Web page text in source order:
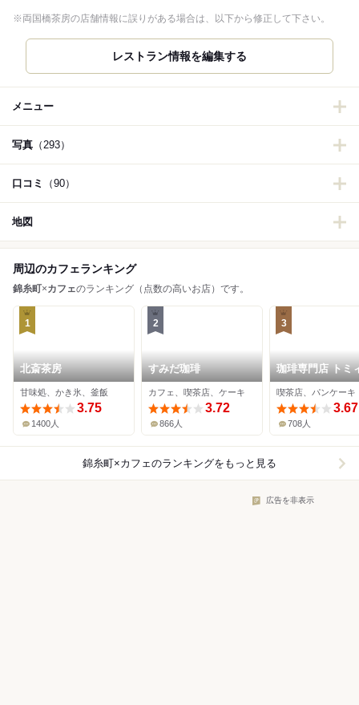
※両国橋茶房の店舗情報に誤りがある場合は、以下から修正して下さい。
レストラン情報を編集する
メニュー
写真 （293）
口コミ （90）
地図
周辺のカフェランキング
錦糸町×カフェのランキング（点数の高いお店）です。
1
北斎茶房
甘味処、かき氷、釜飯
3.75
1400人
2
すみだ珈琲
カフェ、喫茶店、ケーキ
3.72
866人
3
珈琲専門店 トミ
喫茶店、パンケーキ
3.67
708人
錦糸町×カフェのランキングをもっと見る
広告を非表示